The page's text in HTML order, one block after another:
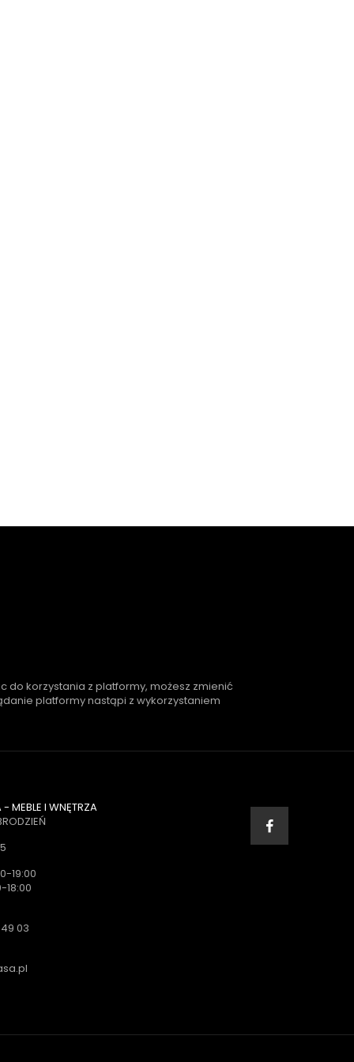
do korzystania z platformy, możesz zmienić
platformy nastąpi z wykorzystaniem
MEBLE I WNĘTRZA
19:00
18:00
03